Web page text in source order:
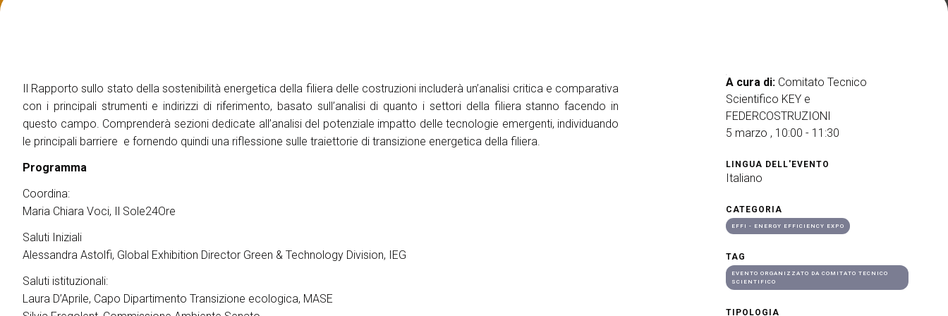
Area riservata espositori
VISITARE
Perchè visitare
Area riservata visitatori
Biglietti
EVENTI
On Demand
Call for paper
Comitato Tecnico Scientifico
Il Rapporto sullo stato della sostenibilità energetica della filiera delle costruzioni includerà un’analisi critica e comparativa
con i principali strumenti e indirizzi di riferimento, basato sull’analisi di quanto i settori della filiera stanno facendo in
questo campo. Comprenderà sezioni dedicate all’analisi del potenziale impatto delle tecnologie emergenti, individuando
le principali barriere e fornendo quindi una riflessione sulle traiettorie di transizione energetica della filiera.
Programma
Coordina:
Maria Chiara Voci, Il Sole24Ore
Saluti Iniziali
Alessandra Astolfi, Global Exhibition Director Green & Technology Division, IEG
Saluti istituzionali:
Laura D’Aprile, Capo Dipartimento Transizione ecologica, MASE
A cura di: Comitato Tecnico
Scientifico KEY e
FEDERCOSTRUZIONI
5 marzo , 10:00 - 11:30
LINGUA DELL'EVENTO
Italiano
CATEGORIA
EFFI - ENERGY EFFICIENCY EXPO
TAG
EVENTO ORGANIZZATO DA COMITATO TECNICO
SCIENTIFICO
TIPOLOGIA